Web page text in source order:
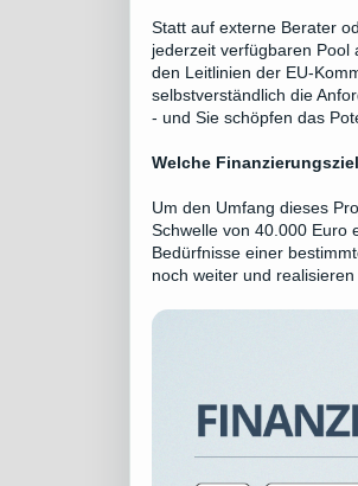
Statt auf externe Berater
jederzeit verfügbaren Pool
den Leitlinien der EU-
selbstverständlich die
- und Sie schöpfen das
Welche
Um den Umfang dieses
Schwelle von 40.000 Euro
Bedürfnisse einer
noch weiter und